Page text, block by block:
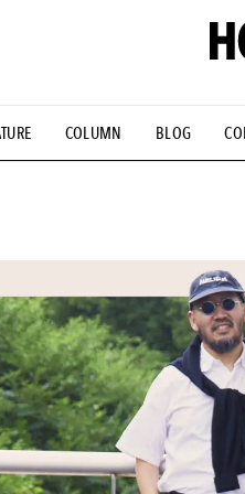
COLUMN BLOG
DESIGNS #古着サミット
H #FOCUS IT